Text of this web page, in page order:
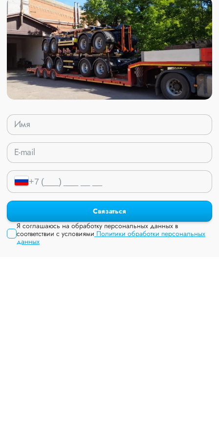
Я соглашаюсь на обработку персональных данных в
соответствии с условиями Политики обработки персональных
данных
Связаться